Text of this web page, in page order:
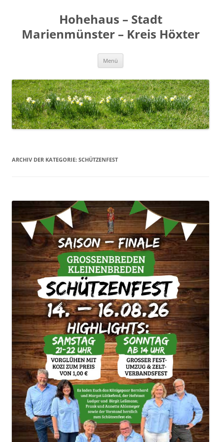
Hohehaus – Stadt
Marienmünster – Kreis Höxter
Menü
ARCHIV DER KATEGORIE: SCHÜTZENFEST